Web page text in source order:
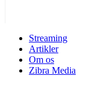
Streaming
Artikler
Om os
Zibra Media